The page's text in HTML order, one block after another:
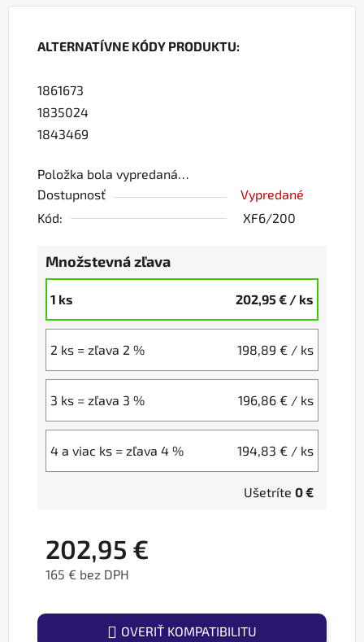
ALTERNATÍVNE KÓDY PRODUKTU:
1861673
1835024
1843469
Položka bola vypredaná…
Dostupnosť
Vypredané
Kód:
XF6/200
Množstevná zľava
1 ks 202,95 € / ks
2 ks = zľava 2 % 198,89 € / ks
3 ks = zľava 3 % 196,86 € / ks
4 a viac ks = zľava 4 % 194,83 € / ks
Ušetríte 0 €
202,95 €
165 € bez DPH
OVERIŤ KOMPATIBILITU